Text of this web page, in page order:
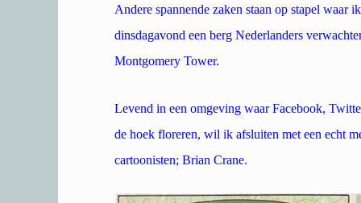
Andere spannende zaken staan op stapel waar
dinsdagavond een berg Nederlanders
Montgomery Tower.
Levend in een omgeving waar Facebook,
de hoek floreren, wil ik afsluiten met een echt
cartoonisten; Brian Crane.